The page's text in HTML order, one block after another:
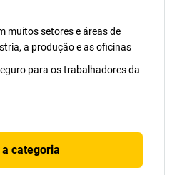
muitos setores e áreas de
a produção e as oficinas
para os trabalhadores da
a categoria